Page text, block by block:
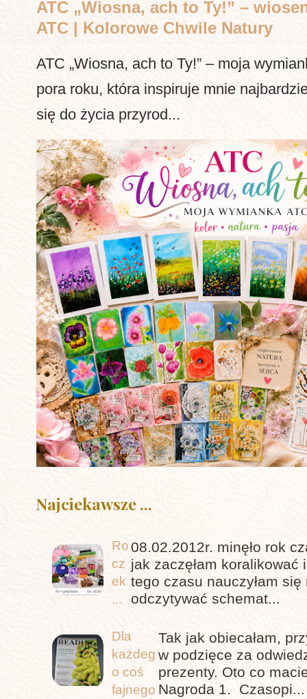
ATC „Wiosna, ach to Ty!” –
ATC | Kolorowe Chwile Natury
ATC „Wiosna, ach to Ty!” – moja
pora roku, która inspiruje mnie
się do życia przyrod...
Najciekawsze ...
Ro
cz
ek
...
08.02.2012r. minęło rok
jak zaczęłam koralikować
tego czasu nauczyłam
odczytywać schemat...
Dla
każdeg
o coś
fajnego
Tak jak obiecałam,
w podzięce za
prezenty. Oto co
Nagroda 1. Czasopi...